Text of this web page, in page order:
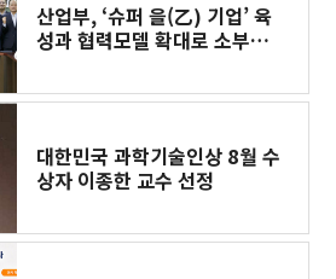
산업부, ‘슈퍼 을(乙) 기업’ 육
성과 협력모델 확대로 소부장
대한민국 과학기술인상 8월 수
상자 이종한 교수 선정